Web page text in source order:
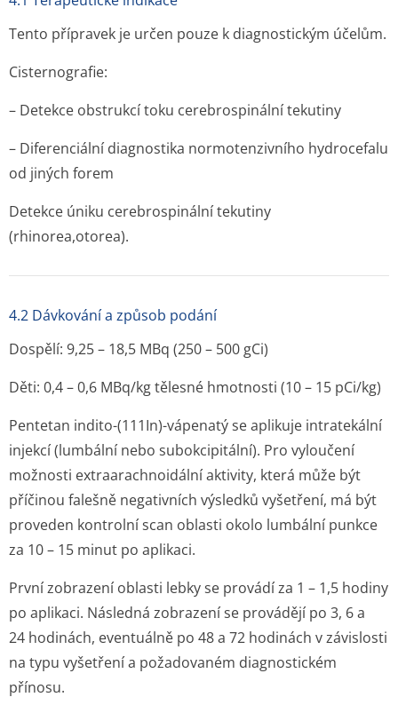
Tento přípravek je určen pouze k diagnostickým účelům.
Cisternografie:
– Detekce obstrukcí toku cerebrospinální tekutiny
– Diferenciální diagnostika normotenzivního hydrocefalu
od jiných forem
Detekce úniku cerebrospinální tekutiny
(rhinorea,otorea).
4.2 Dávkování a způsob podání
Dospělí: 9,25 – 18,5 MBq (250 – 500 gCi)
Děti: 0,4 – 0,6 MBq/kg tělesné hmotnosti (10 – 15 pCi/kg)
Pentetan indito-(111In)-vápenatý se aplikuje intratekální
injekcí (lumbální nebo subokcipitální). Pro vyloučení
možnosti extraarachnoidální aktivity, která může být
příčinou falešně negativních výsledků vyšetření, má být
proveden kontrolní scan oblasti okolo lumbální punkce
za 10 – 15 minut po aplikaci.
První zobrazení oblasti lebky se provádí za 1 – 1,5 hodiny
po aplikaci. Následná zobrazení se provádějí po 3, 6 a
24 hodinách, eventuálně po 48 a 72 hodinách v závislosti
na typu vyšetření a požadovaném diagnostickém
přínosu.